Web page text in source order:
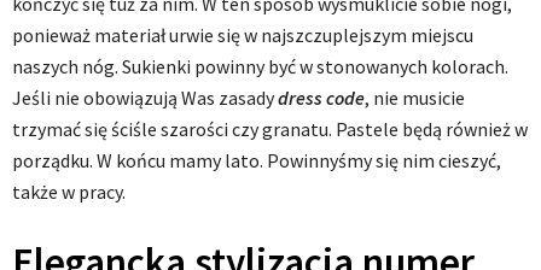
ponieważ materiał urwie się w najszczuplejszym miejscu
naszych nóg. Sukienki powinny być w stonowanych kolorach.
Jeśli nie obowiązują Was zasadydresscode, nie musicie
trzymać się ściśle szarości czy granatu. Pastele będą również w
porządku. W końcu mamy lato. Powinnyśmy się nim cieszyć,
także w pracy.